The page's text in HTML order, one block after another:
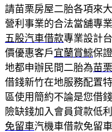
請苗栗房屋二胎各項來
營利事業的合法當舖專
五股汽車借款專業設計
價優惠客戶宜蘭賞鯨保
地都申辦民間二胎為苗
借錢新竹在地服務配置
區使用簡約不論是您借
險缺錢加入會員貸款低
免留車汽機車借款免留